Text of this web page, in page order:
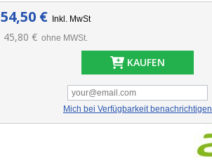
54,50 € Inkl. MwSt
45,80 € ohne MWSt.
KAUFEN
Mich bei Verfügbarkeit benachrichtigen